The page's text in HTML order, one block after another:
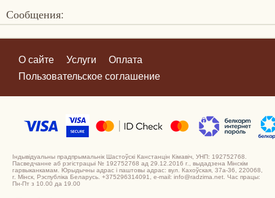
Сообщения:
О сайте Услуги
Оплата
Пользовательское соглашение
Індывідуальны прадпрымальнік Шастоўскі Канстанцін Кімавіч, УНП: 192752768.
Пасведчанне аб рэгістрацыі № 192752768 ад 29.12.2016 г., выдадзена Мінскім
гарвыканкамам. Юрыдычны адрас і паштовы адрас: вул. Кахоўская, 37а-36, 220068,
г. Мінск, Рэспубліка Беларусь. +375296314091, e-mail: info@radzima.net. Час працы:
Пн-Пт з 10.00 да 19.00